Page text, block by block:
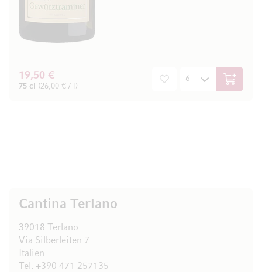
19,50 €
75 cl (26,00 € / l) In den
Cantina Terlano
39018 Terlano
Via Silberleiten 7
Italien
Tel. +390 471 257135